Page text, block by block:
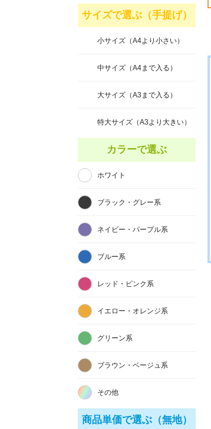
サイズで選ぶ（手提げ）
小サイズ（A4より小さい）
中サイズ（A4まで入る）
大サイズ（A3まで入る）
特大サイズ（A3より大きい）
カラーで選ぶ
ホワイト
ブラック・グレー系
ネイビー・パープル系
ブルー系
レッド・ピンク系
イエロー・オレンジ系
グリーン系
ブラウン・ベージュ系
その他
商品単価で選ぶ（無地）